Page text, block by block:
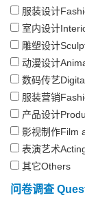
服装设计
室内设计
雕塑设计
动漫设计
数码传艺
服装营销
产品设计
影视制作Film
表演艺术
其它Others
问卷调查